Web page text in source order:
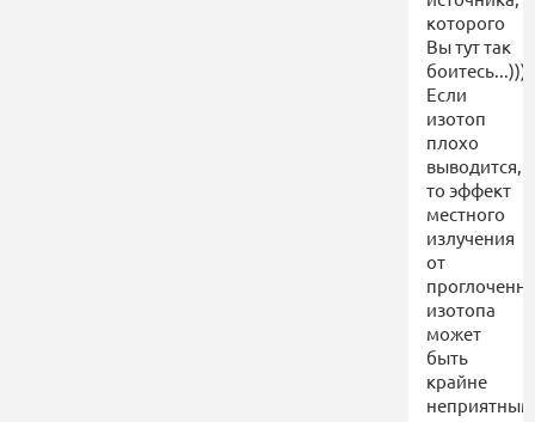
которого
Вы тут так
боитесь...)))
Если
изотоп
плохо
выводится,
то эффект
местного
излучения
от
изотопа
может
быть
крайне